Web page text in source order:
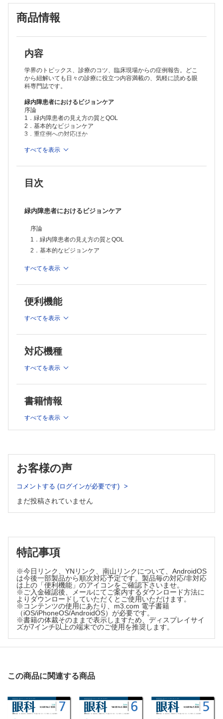
綜説
ロービジョンケアの最近の話題
白内障手術のトラブルシューティング
6．前嚢切開
機器・薬剤紹介
50．Canon OCT，OCT angiography
症例報告
血液透析後に眼圧上昇をきたした落屑緑内障の1例
私の経験
道路灯における反射板付LED照明の視機能的優位性の検討
商品情報
内容
学界のトピックス、診療のコツ、臨床現場からの症例報告。どこ
から紐解いても日々の診療に役立つ内容満載の、気軽に読める眼
科専門誌です。
緑内障患者におけるビジョンケア
序論
1．緑内障患者の見え方の質とQOL
2．基本的なビジョンケア
3．重症例への対応ほか
＞眼科シリーズ バックナンバー
＞眼科（2020年度年間購読）
※本製品はPCでの閲覧も可能です。
製品のご購入後、「購入済ライセンス一覧」より、オンライン環
認ください。
推奨ブラウザ： Firefox 最新版 / Google Chrome 最新版 / Safari
すべてを表示
目次
緑内障患者におけるビジョンケア
序論
1．緑内障患者の見え方の質とQOL
2．基本的なビジョンケア
4．就労への対応
5．関連施設との連携
綜説
ロービジョンケアの最近の話題
6．前嚢切開
機器・薬剤紹介
健康成人に発症したノカルジアによる網膜下膿瘍の1例
血液透析後に眼圧上昇をきたした落屑緑内障の1例
私の経験
すべてを表示
便利機能
すべてを表示
対応機種
すべてを表示
書籍情報
すべてを表示
お客様の声
コメントする (ログインが必要です)
まだ投稿されていません
特記事項
※今日リンク、YNリンク、南山リンクについて、AndroidOS
は今後一部製品から順次対応予定です。製品毎の対応/非対応
は上の「便利機能」のアイコンをご確認下さいませ。
※ご入金確認後、メールにてご案内するダウンロード方法に
よりダウンロードしていただくとご使用いただけます。
※コンテンツの使用にあたり、m3.com 電子書籍
（iOS/iPhoneOS/AndroidOS）が必要です。
※書籍の体裁そのままで表示しますため、ディスプレイサイ
ズが7インチ以上の端末でのご使用を推奨します。
この商品に関連する商品